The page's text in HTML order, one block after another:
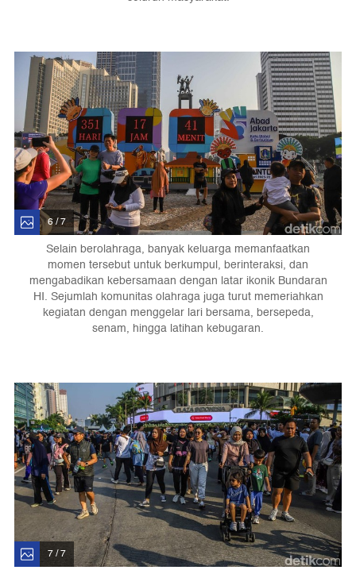
6 / 7
Selain berolahraga, banyak keluarga memanfaatkan
momen tersebut untuk berkumpul, berinteraksi, dan
mengabadikan kebersamaan dengan latar ikonik Bundaran
HI. Sejumlah komunitas olahraga juga turut memeriahkan
kegiatan dengan menggelar lari bersama, bersepeda,
senam, hingga latihan kebugaran.
7 / 7